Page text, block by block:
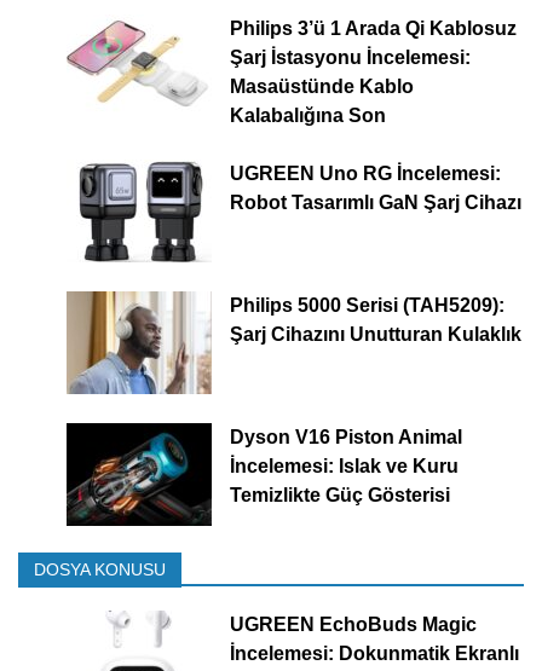
Philips 3’ü 1 Arada Qi Kablosuz
Şarj İstasyonu İncelemesi:
Masaüstünde Kablo
Kalabalığına Son
UGREEN Uno RG İncelemesi:
Robot Tasarımlı GaN Şarj Cihazı
Philips 5000 Serisi (TAH5209):
Şarj Cihazını Unutturan Kulaklık
Dyson V16 Piston Animal
İncelemesi: Islak ve Kuru
Temizlikte Güç Gösterisi
DOSYA KONUSU
UGREEN EchoBuds Magic
İncelemesi: Dokunmatik Ekranlı